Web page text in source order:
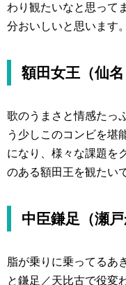
わり観たいなと思って
分おいしいと思います。
額田女王（仙名
歌のうまさと情感たっ
う少しこのコンビを堪
になり、様々な課題を
のある額田王を観たい
中臣鎌足（瀬戸
脂が乗りに乗ってるあ
と鎌足／天比古で役変